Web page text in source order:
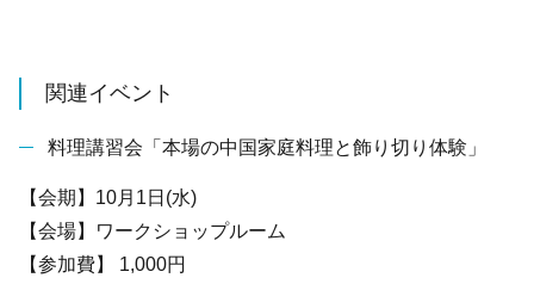
関連イベント
料理講習会「本場の中国家庭料理と飾り切り体験」
【会期】10月1日(水)
【会場】ワークショップルーム
【参加費】 1,000円